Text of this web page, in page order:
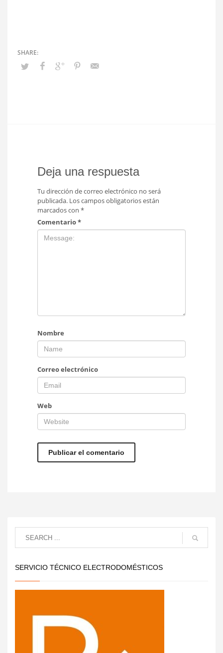
Deja una respuesta
Tu dirección de correo electrónico no será
publicada. Los campos obligatorios están
marcados con *
Comentario*
Nombre
Correo electrónico
Web
SERVICIO TÉCNICO ELECTRODOMÉSTICOS